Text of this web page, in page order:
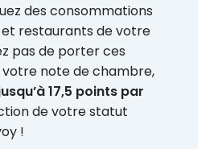
des consommations
restaurants de votre
pas de porter ces
votre note de chambre,
17,5 points par
de votre statut
!